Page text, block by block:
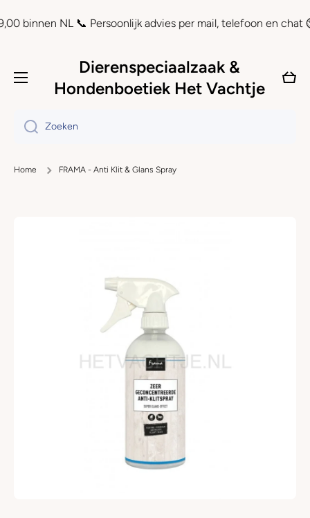
Doorgaan naar artikel
NL 📞 Persoonlijk advies per mail, telefoon en chat ⏲
Dierenspeciaalzaak &
Hondenboetiek Het Vachtje
Zoeken
Home FRAMA - Anti Klit & Glans Spray